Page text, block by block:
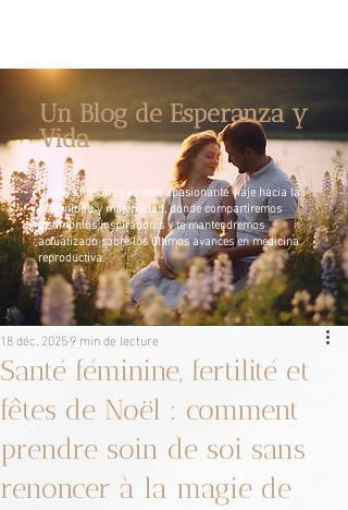
Un Blog de Esperanza y
Vida
Únete a nosotros en este apasionante viaje hacia la
paternidad y maternidad, donde compartiremos
testimonios inspiradores y te mantendremos
actualizado sobre los últimos avances en medicina
reproductiva.
Santé féminine, fertilité et
fêtes de Noël : comment
prendre soin de soi sans
renoncer à la magie de
18 déc. 20259 min de lecture